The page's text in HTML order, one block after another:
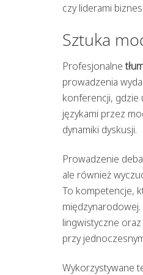
czy liderami
Sztuka
Profesjonalne
prowadzenia
konferencji, gdzie
językami przez
dynamiki dyskusji.
Prowadzenie
ale również
To kompetencje,
lingwistyczne
przy
Wykorzystywane